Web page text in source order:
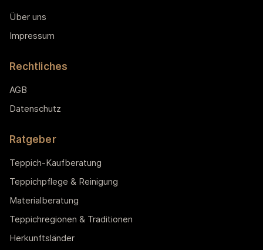
Über uns
Impressum
Rechtliches
AGB
Datenschutz
Ratgeber
Teppich-Kaufberatung
Teppichpflege & Reinigung
Materialberatung
Teppichregionen & Traditionen
Herkunftsländer